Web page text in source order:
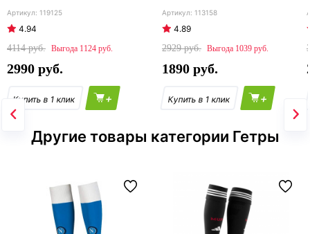
119125
4.94
4114
1124
2990
+
113158
4.89
2929
1039
1890
+
Другие товары категории Гетры